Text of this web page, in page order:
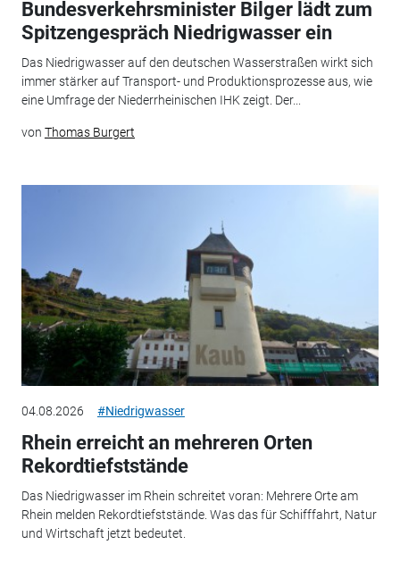
Bundesverkehrsminister Bilger lädt zum
Spitzengespräch Niedrigwasser ein
Das Niedrigwasser auf den deutschen Wasserstraßen wirkt sich
immer stärker auf Transport- und Produktionsprozesse aus, wie
eine Umfrage der Niederrheinischen IHK zeigt. Der...
von Thomas Burgert
04.08.2026 #Niedrigwasser
Rhein erreicht an mehreren Orten
Rekordtiefststände
Das Niedrigwasser im Rhein schreitet voran: Mehrere Orte am
Rhein melden Rekordtiefststände. Was das für Schifffahrt, Natur
und Wirtschaft jetzt bedeutet.